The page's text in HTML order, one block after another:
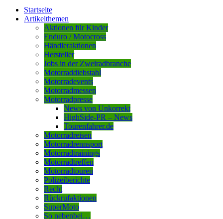
Startseite
Artikelthemen
Aktionen für Kinder
Enduro / Motocross
Händleraktionen
Hersteller
Jobs in der Zweiradbranche
Motorraddiebstahl
Motorradevents
Motorradmessen
Motorradpresse
News von Unkorrekt
HighSide-PR – News
Tourenfahrer.de
Motorradreisen
Motorradrennsport
Motorradtrainings
Motorradtreffen
Motorradtouren
Polizeiberichte
Recht
Rückrufaktionen
SuperMoto
So nebenbei…